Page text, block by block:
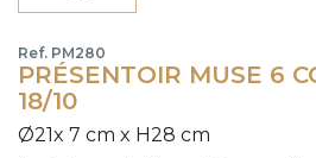
Ref. PM280
PRÉSENTOIR MUSE 6
18/10
Ø21x 7 cm x H28 cm